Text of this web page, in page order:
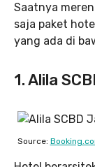
Saatnya
saja paket
yang ada di
1. Alila
Source: